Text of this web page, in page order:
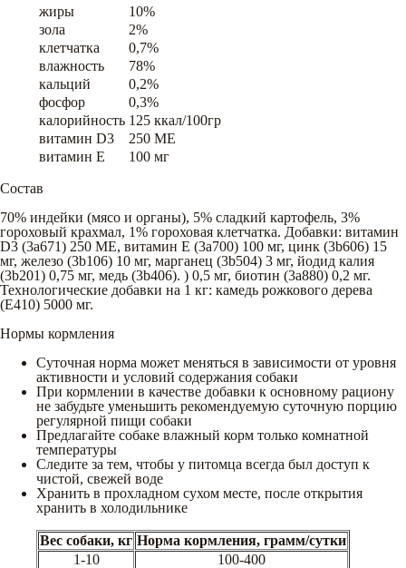
жиры
10%
зола
2%
клетчатка
0,7%
влажность
78%
кальций
0,2%
фосфор
0,3%
калорийность 125 ккал/100гр
витамин D3
250 ME
витамин E
100 мг
Состав
70% индейки (мясо и органы), 5% сладкий картофель, 3%
гороховый крахмал, 1% гороховая клетчатка. Добавки: витамин
D3 (3a671) 250 МЕ, витамин E (3a700) 100 мг, цинк (3b606) 15
мг, железо (3b106) 10 мг, марганец (3b504) 3 мг, йодид калия
(3b201) 0,75 мг, медь (3b406). ) 0,5 мг, биотин (3a880) 0,2 мг.
Технологические добавки на 1 кг: камедь рожкового дерева
(E410) 5000 мг.
Нормы кормления
Суточная норма может меняться в зависимости от уровня
активности и условий содержания собаки
При кормлении в качестве добавки к основному рациону
не забудьте уменьшить рекомендуемую суточную порцию
регулярной пищи собаки
Предлагайте собаке влажный корм только комнатной
температуры
Следите за тем, чтобы у питомца всегда был доступ к
чистой, свежей воде
Хранить в прохладном сухом месте, после открытия
хранить в холодильнике
Вес собаки, кг Норма кормления, грамм/сутки
1-10
100-400